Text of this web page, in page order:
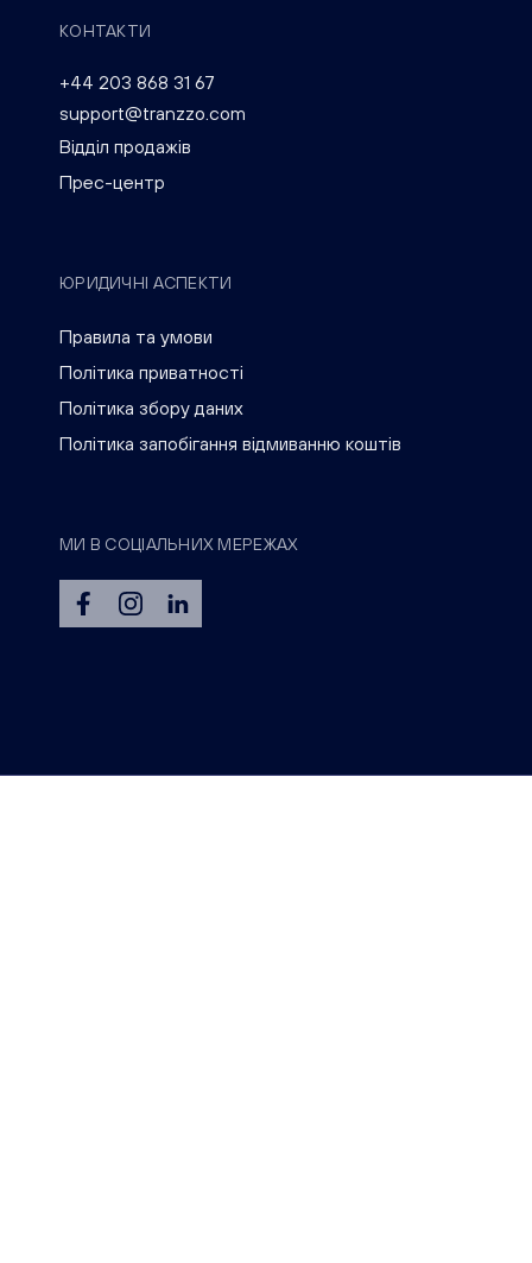
КОНТАКТИ
+44 203 868 31 67
support@tranzzo.com
Відділ продажів
Прес-центр
ЮРИДИЧНІ АСПЕКТИ
Правила та умови
Політика приватності
Політика збору даних
Політика запобігання відмиванню коштів
МИ В СОЦІАЛЬНИХ МЕРЕЖАХ